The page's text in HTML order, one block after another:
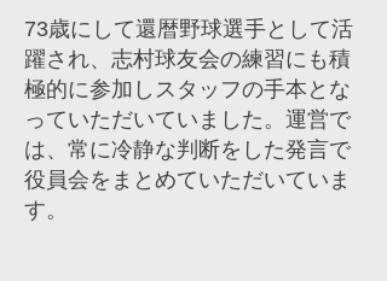
73歳にして還暦野球選手として活
躍され、志村球友会の練習にも積
極的に参加しスタッフの手本とな
っていただいていました。運営で
は、常に冷静な判断をした発言で
役員会をまとめていただいていま
す。